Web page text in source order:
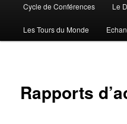
Cycle de Conférences Le
Les Tours du Monde
Rapports